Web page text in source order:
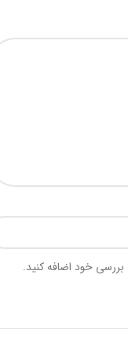
بررسی خود اضافه کنید.